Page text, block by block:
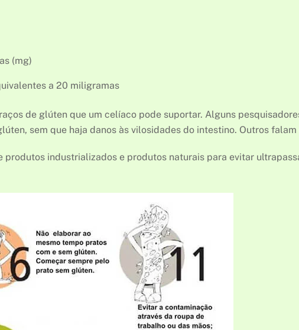
(mg)
a 20 miligramas
de glúten que um celíaco pode suportar. Alguns
sem que haja danos às vilosidades do intestino. Outros
produtos industrializados e produtos naturais para evitar